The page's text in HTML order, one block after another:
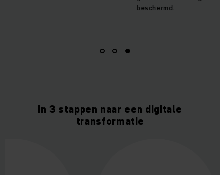
beschermd.
In 3 stappen naar een digitale
transformatie